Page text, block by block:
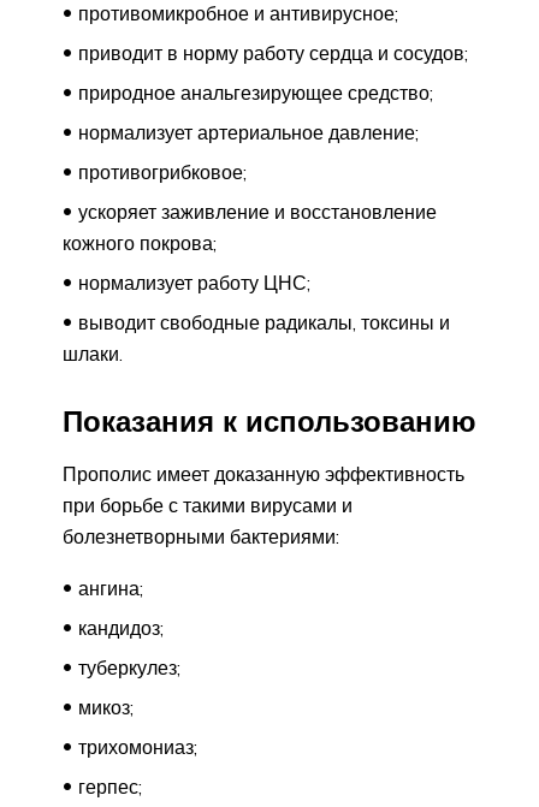
противомикробное и антивирусное;
приводит в норму работу сердца и сосудов;
природное анальгезирующее средство;
нормализует артериальное давление;
противогрибковое;
ускоряет заживление и восстановление
кожного покрова;
нормализует работу ЦНС;
выводит свободные радикалы, токсины и
шлаки.
Показания к использованию
Прополис имеет доказанную эффективность
при борьбе с такими вирусами и
болезнетворными бактериями:
ангина;
кандидоз;
туберкулез;
микоз;
трихомониаз;
герпес;